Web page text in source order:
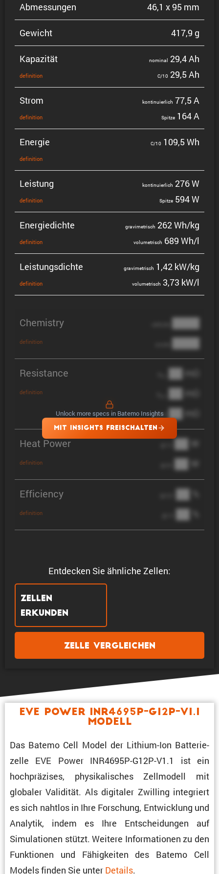
Entdecken Sie ähnliche Zellen:
Zellen
erkunden
Zelle vergleichen
Abmes­sungen 46,1 x 95 mm
Gewicht 417,9 g
Kapazität
defini­tion
nominal 29,4 Ah
C/10 29,5 Ah
Strom
defini­tion
konti­nu­ier­lich 77,5 A
Spitze 164 A
Energie
defini­tion
C/10 109,5 Wh
Leistung
defini­tion
konti­nu­ier­lich 276 W
Spitze 594 W
Energie­dichte
defini­tion
gravi­me­trisch 262 Wh/kg
volume­trisch 689 Wh/l
Leistungs­dichte
defini­tion
gravi­me­trisch 1,42 kW/kg
volume­trisch 3,73 kW/l
Chemistry
definition
████
████
Resistance
definition
██ mΩ
██ mΩ
DCIR ██ mΩ
Heat Power
definition
██ W
██ W
Efficiency
definition
██ %
██ %
Unlock more specs in Batemo Insights
MIT INSIGHTS FREISCHALTEN
EVE Power INR4695P-G12P-V1.1
Modell
Das Batemo Cell Model der Lithium-Ion Batte­rie­
zelle EVE Power INR4695P-G12P-V1.1 ist ein
hochprä­zises, physi­ka­li­sches Zellmo­dell mit
globaler Validität. Als digitaler Zwilling integriert
es sich nahtlos in Ihre Forschung, Entwick­lung und
Analytik, indem es Ihre Entschei­dungen auf
Simula­tionen stützt. Weitere Infor­ma­tionen zu den
Funktionen und Fähig­keiten des Batemo Cell
Models finden Sie unter Details.